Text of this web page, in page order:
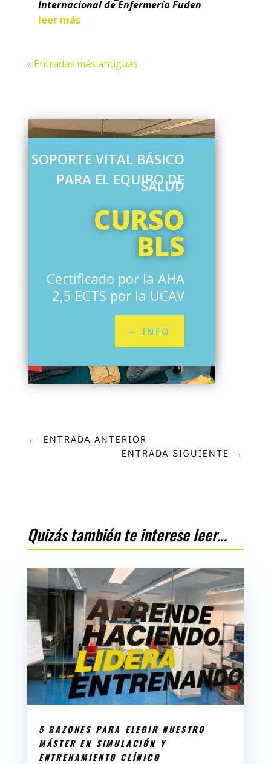
Internacional de Enfermería Fuden
leer más
« Entradas más antiguas
SOPORTE VITAL BÁSICO
PARA EL EQUIPO DE
SALUD
CURSO
BLS
Certificado por la AHA
2,5 ECTS por la UCAV
+ INFO
← ENTRADA ANTERIOR
ENTRADA SIGUIENTE →
Quizás también te interese leer…
5 RAZONES PARA ELEGIR NUESTRO
MÁSTER EN SIMULACIÓN Y
ENTRENAMIENTO CLÍNICO